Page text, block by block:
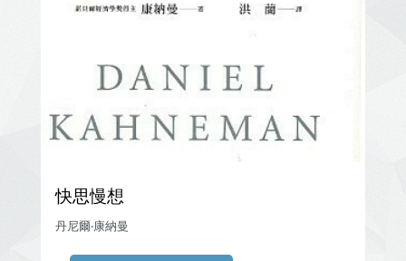
快思慢想
丹尼爾‧康納曼